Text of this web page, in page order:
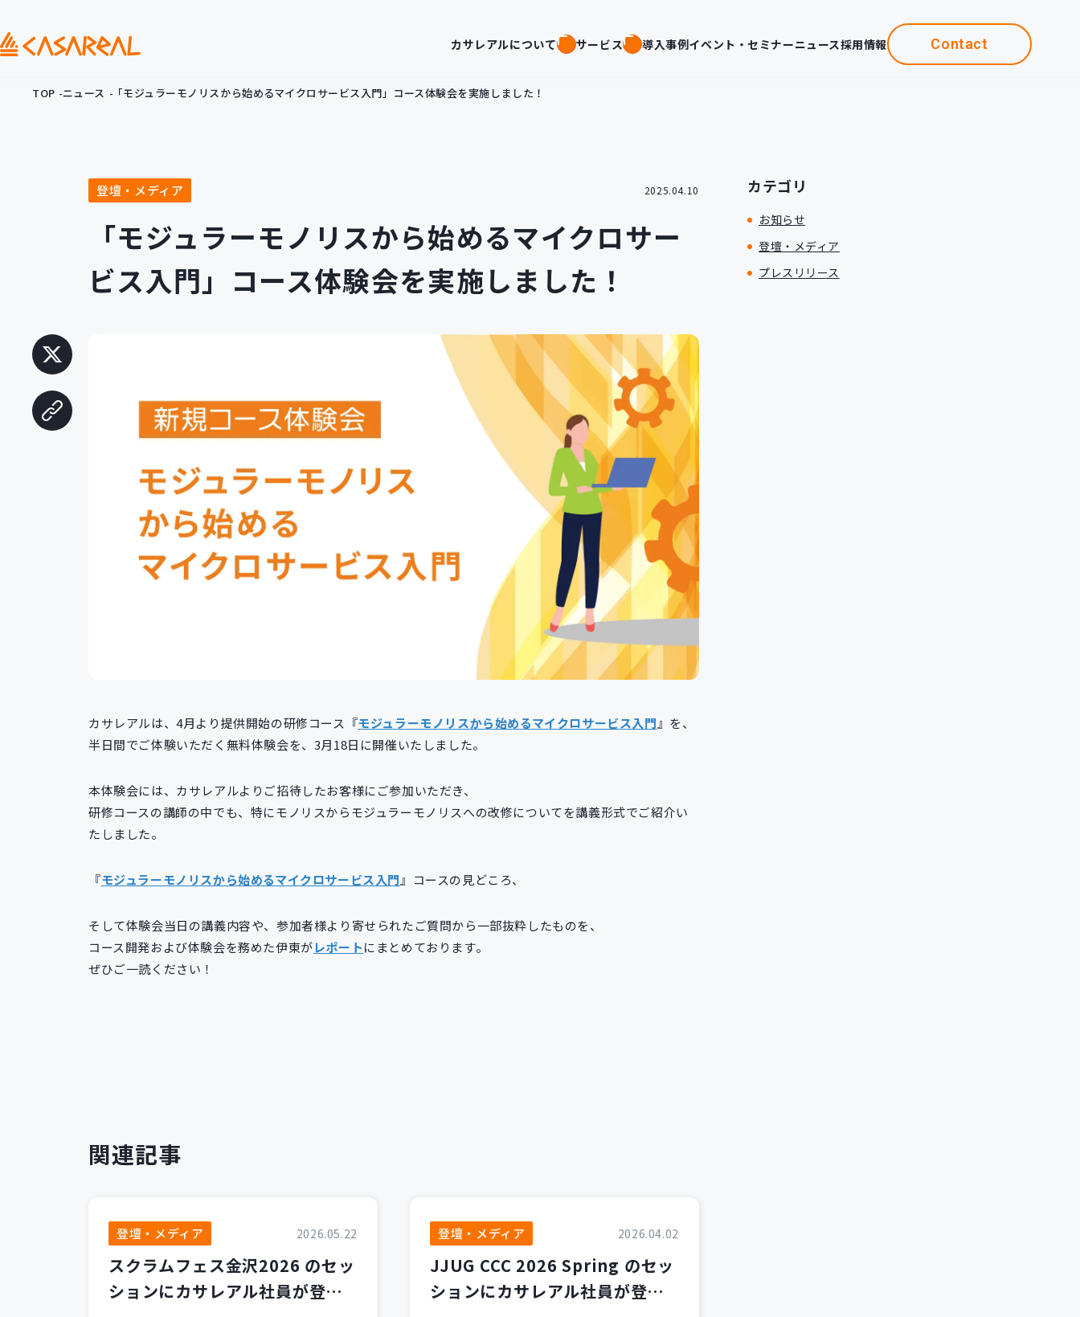
カサレアルについて サービス 導入事例イベント・セミナーニュース採用情報 Contact
TOP ニュース 「モジュラーモノリスから始めるマイクロサービス入門」コース体験会を実施しました！
登壇・メディア 2025.04.10
「モジュラーモノリスから始めるマイクロサー
ビス入門」コース体験会を実施しました！
カサレアルは、4月より提供開始の研修コース『モジュラーモノリスから始めるマイクロサービス入門』を、
半日間でご体験いただく無料体験会を、3月18日に開催いたしました。
本体験会には、カサレアルよりご招待したお客様にご参加いただき、
研修コースの講師の中でも、特にモノリスからモジュラーモノリスへの改修についてを講義形式でご紹介い
たしました。
『モジュラーモノリスから始めるマイクロサービス入門』コースの見どころ、
そして体験会当日の講義内容や、参加者様より寄せられたご質問から一部抜粋したものを、
コース開発および体験会を務めた伊東がレポートにまとめております。
ぜひご一読ください！
カテゴリ
お知らせ
登壇・メディア
プレスリリース
関連記事
登壇・メディア 2026.05.22
スクラムフェス金沢2026 のセッ
ションにカサレアル社員が登壇
登壇・メディア 2026.04.02
JJUG CCC 2026 Spring のセッ
ションにカサレアル社員が登壇